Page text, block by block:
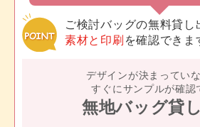
ご検討バッグの無料貸し
素材と印刷 を確認できま
デザインが決まってい
すぐにサンプルが確認
無地バッグ貸